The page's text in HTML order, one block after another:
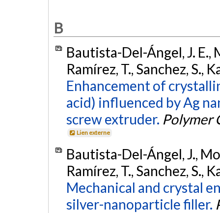
B
Bautista-Del-Ángel, J. E.,
Ramírez, T., Sanchez, S.,
Enhancement of
acid) influenced by Ag
screw extruder. Polymer
Lien externe
Bautista-Del-Ángel, J.,
Ramírez, T., Sanchez, S.,
Mechanical and crystal
silver-nanoparticle filler.